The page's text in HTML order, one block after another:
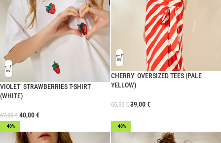
VIOLET’ STRAWBERRIES T-SHIRT
(WHITE)
67,00€ 40,00€
CHERRY’ OVERSIZED TEES (PALE
YELLOW)
65,00€ 39,00€
-40% -40%